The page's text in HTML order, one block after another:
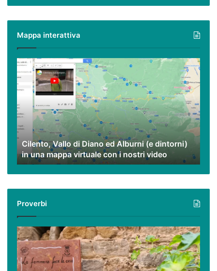
peperoncino,
ma
eccezionali.
Mappa interattiva
Cilento,
Vallo
di
Diano
ed
Alburni
(e
dintorni)
una
mappa
virtuale
nostri
video
Cilento, Vallo di Diano ed Alburni (e dintorni)
in una mappa virtuale con i nostri video
Proverbi
Podcast
–
I
proverbi